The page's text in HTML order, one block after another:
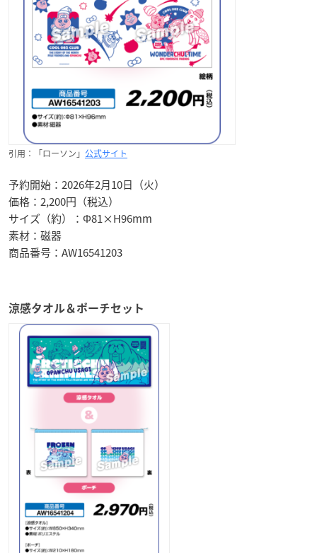
引用：「ローソン」 公式サイト
予約開始：2026年2月10日（火）
価格：2,200円（税込）
サイズ（約）：Φ81×H96mm
素材：磁器
商品番号：AW16541203
涼感タオル＆ポーチセット